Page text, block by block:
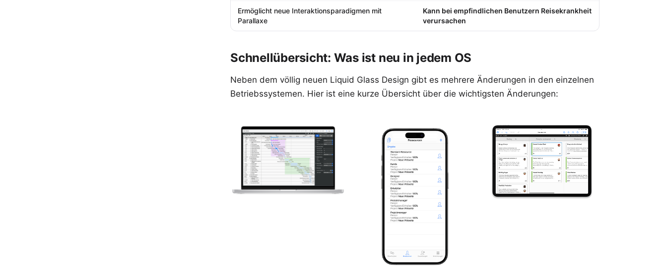
Ermöglicht neue Interaktionsparadigmen mit
Parallaxe
Kann bei empfindlichen Benutzern Reisekrankheit
verursachen
Schnellübersicht: Was ist neu in jedem OS
Neben dem völlig neuen Liquid Glass Design gibt es mehrere Änderungen in den einzelnen
Betriebssystemen. Hier ist eine kurze Übersicht über die wichtigsten Änderungen: